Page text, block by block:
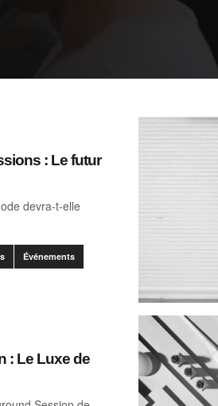
: Le futur
devra-t-elle
Événements
: Le Luxe de